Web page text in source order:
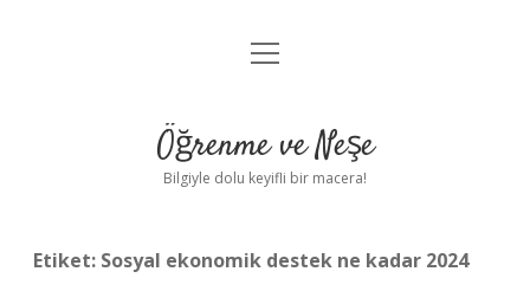
Anasayfa
Yasal Uyarı
menüyü
Öğrenme ve Neşe
Bilgiyle dolu keyifli bir macera!
Etiket: Sosyal ekonomik destek ne kadar 2024